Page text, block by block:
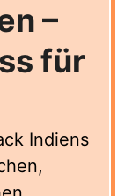
–
für
Indiens